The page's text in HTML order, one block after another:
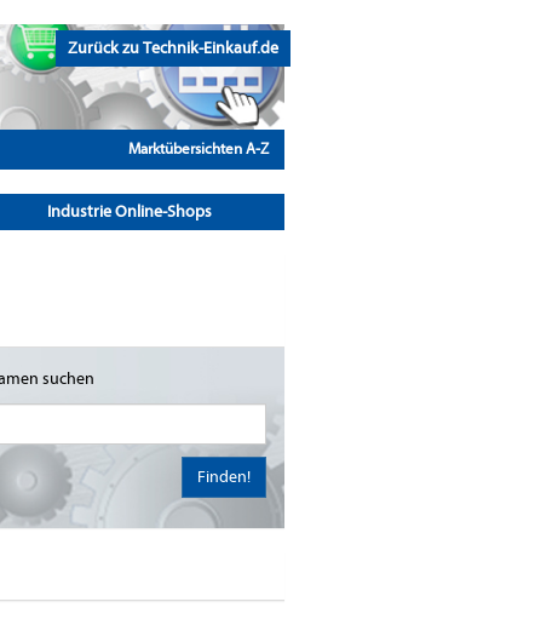
Zurück zu Technik-Einkauf.de
Marktübersichten A-Z
Industrie Online-Shops
suchen
Finden!